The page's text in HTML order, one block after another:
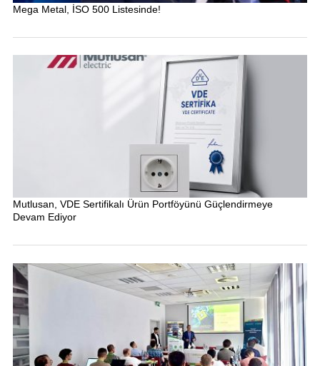
Mega Metal, İSO 500 Listesinde!
Mutlusan, VDE Sertifikalı Ürün Portföyünü Güçlendirmeye
Devam Ediyor